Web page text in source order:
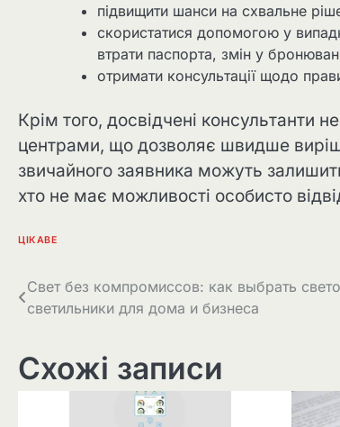
підвищити шанси на схвальне
скористатися допомогою у
втрати паспорта, змін у
отримати консультації щодо
Крім того, досвідчені консультанти
центрами, що дозволяє швидше
звичайного заявника можуть
хто не має можливості особисто
ЦІКАВЕ
Навігація
Свет без компромиссов: как выбрать
светильники для дома и бизнеса
Схожі записи